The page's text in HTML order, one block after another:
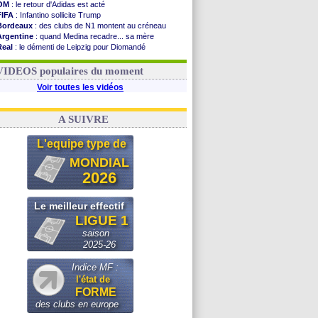
: le retour d'Adidas est acté
: Infantino sollicite Trump
: des clubs de N1 montent au créneau
: quand Medina recadre... sa mère
: le démenti de Leipzig pour Diomandé
: Paixão attire un 2e club anglais
populaires du moment
Voir toutes les vidéos
A SUIVRE
L'equipe type de
MONDIAL
2026
Le meilleur effectif
LIGUE 1
saison
2025-26
Indice MF :
l'état de
FORME
des clubs en europe